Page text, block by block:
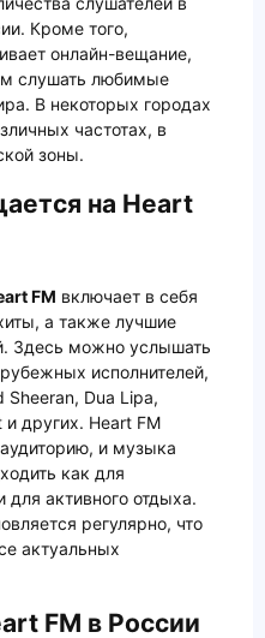
Кроме того,
онлайн-вещание,
слушать любимые
В некоторых городах
частотах, в
зоны.
на Heart
FM включает в себя
а также лучшие
Здесь можно услышать
исполнителей,
Sheeran, Dua Lipa,
других. Heart FM
и музыка
как для
активного отдыха.
регулярно, что
актуальных
FM в России